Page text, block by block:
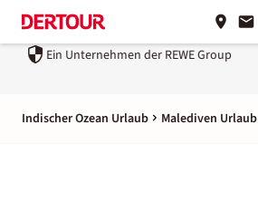
Ein Unternehmen der REWE Group
Indischer Ozean Urlaub Malediven Urlaub